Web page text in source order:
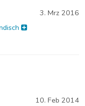
3. Mrz 2016
10. Feb 2014